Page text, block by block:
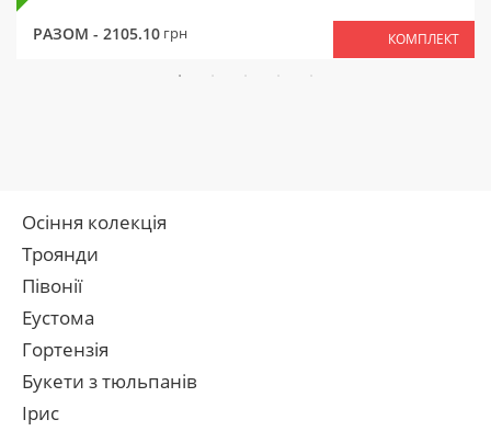
РАЗОМ - 2105.10 грн КОМПЛЕКТ
Осіння колекція
Троянди
Півонії
Еустома
Гортензія
Букети з тюльпанів
Ірис